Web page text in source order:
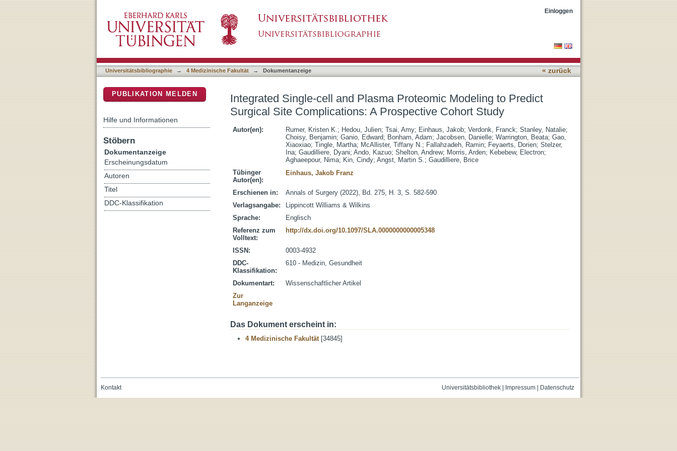
Integrated Single-cell and Plasma Proteomic Modeling to Predict Surgical Site Complications: A
Prospective Cohort Study
Einloggen
Universitätsbibliographie → 4 Medizinische Fakultät → Dokumentanzeige « zurück
Integrated Single-cell and Plasma Proteomic Modeling to Predict
Surgical Site Complications: A Prospective Cohort Study
Autor(en): Rumer, Kristen K.; Hedou, Julien; Tsai, Amy; Einhaus, Jakob; Verdonk, Franck; Stanley, Natalie;
Choisy, Benjamin; Ganio, Edward; Bonham, Adam; Jacobsen, Danielle; Warrington, Beata; Gao,
Xiaoxiao; Tingle, Martha; McAllister, Tiffany N.; Fallahzadeh, Ramin; Feyaerts, Dorien; Stelzer,
Ina; Gaudilliere, Dyani; Ando, Kazuo; Shelton, Andrew; Morris, Arden; Kebebew, Electron;
Aghaeepour, Nima; Kin, Cindy; Angst, Martin S.; Gaudilliere, Brice
Tübinger
Autor(en):
Einhaus, Jakob Franz
Erschienen in:
Annals of Surgery (2022), Bd. 275, H. 3, S. 582-590
Verlagsangabe:
Lippincott Williams & Wilkins
Sprache:
Englisch
Referenz zum
Volltext:
http://dx.doi.org/10.1097/SLA.0000000000005348
ISSN:
0003-4932
DDC-
Klassifikation:
610 - Medizin, Gesundheit
Dokumentart:
Wissenschaftlicher Artikel
Zur
Langanzeige
Das Dokument erscheint in:
4 Medizinische Fakultät[34845]
PUBLIKATION MELDEN
Hilfe und Informationen
Stöbern
Dokumentanzeige
Erscheinungsdatum
Autoren
Titel
DDC-Klassifikation
Universitätsbibliothek| Impressum| Datenschutz
Kontakt